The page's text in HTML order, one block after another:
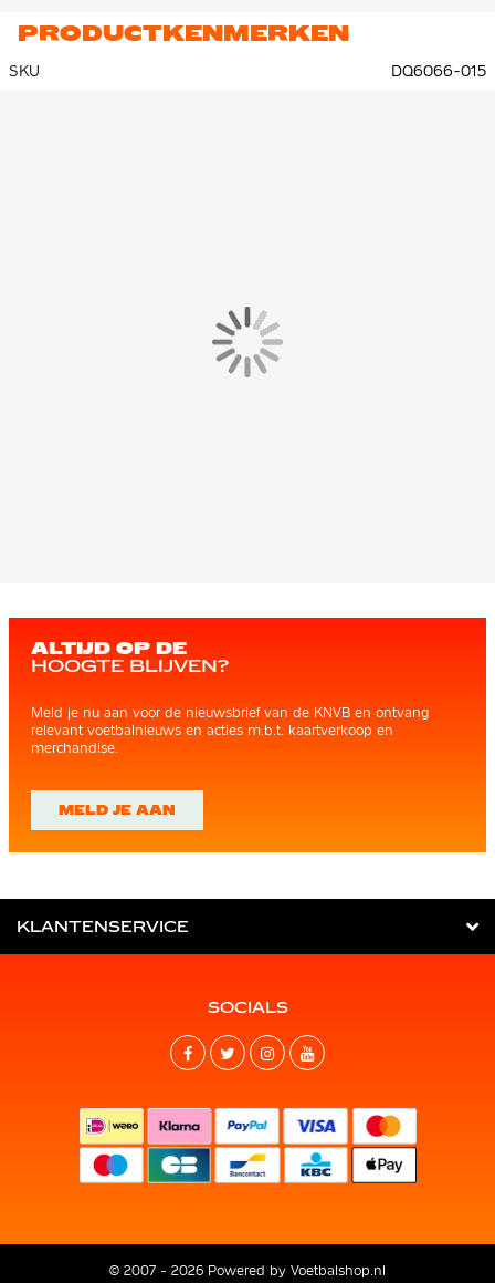
PRODUCTKENMERKEN
SKU DQ6066-015
ALTIJD OP DE
HOOGTE BLIJVEN?
Meld je nu aan voor de nieuwsbrief van de KNVB en ontvang
relevant voetbalnieuws en acties m.b.t. kaartverkoop en
merchandise.
MELD JE AAN
KLANTENSERVICE
SOCIALS
© 2007 - 2026 Powered by Voetbalshop.nl